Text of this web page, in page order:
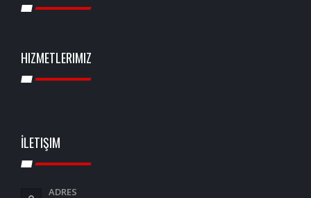
HIZMETLERIMIZ
İLETIŞIM
ADRES